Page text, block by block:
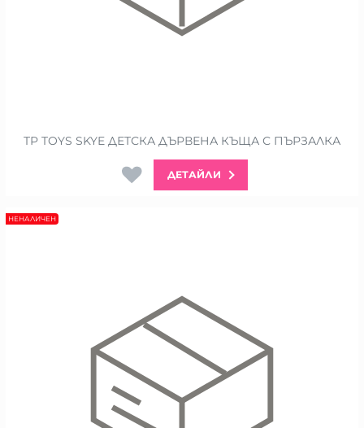
TP TOYS SKYE ДЕТСКА ДЪРВЕНА КЪЩА С ПЪРЗАЛКА
ДЕТАЙЛИ
НЕНАЛИЧЕН